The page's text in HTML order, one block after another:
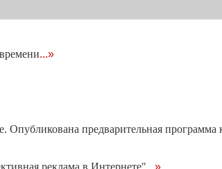
...»
предварительная программа
реклама в Интернете"...»